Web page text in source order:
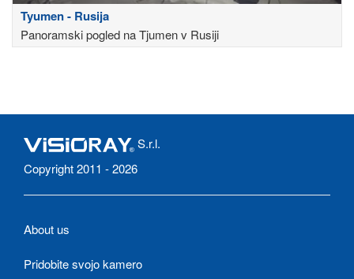
Tyumen - Rusija
Panoramski pogled na Tjumen v Rusiji
S.r.l.
Copyright 2011 - 2026
About us
Pridobite svojo kamero